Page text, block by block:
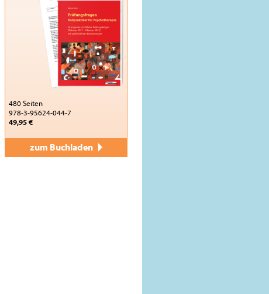
480 Seiten
978-3-95624-044-7
49,95 €
zum Buchladen